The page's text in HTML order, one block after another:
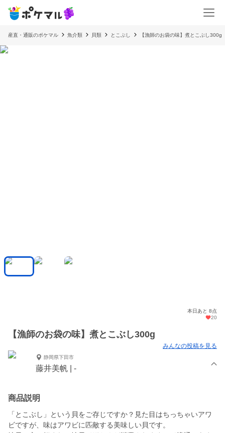
産直・通販のポケマル 魚介類 貝類 とこぶし 【漁師のお袋の味】煮とこぶし300g
本日あと 8点
20
【漁師のお袋の味】煮とこぶし300g
みんなの投稿を見る
静岡県下田市
藤井美帆 | -
商品説明
「とこぶし」という貝をご存じですか？見た目はちっちゃいアワ
ビですが、味はアワビに匹敵する美味しい貝です。